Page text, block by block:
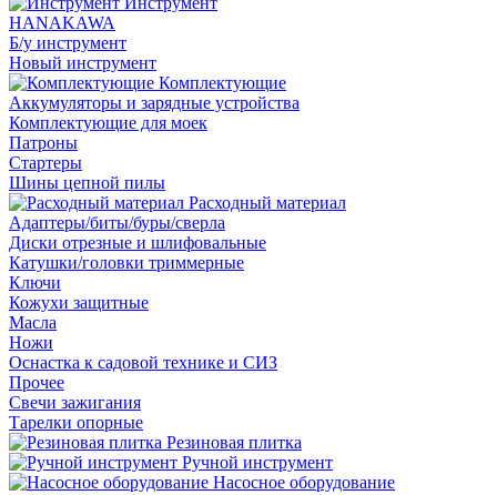
HANAKAWA
Б/у инструмент
Новый инструмент
Комплектующие
Аккумуляторы и зарядные устройства
Комплектующие для моек
Патроны
Стартеры
Шины цепной пилы
Расходный материал
Адаптеры/биты/буры/сверла
Диски отрезные и шлифовальные
Катушки/головки триммерные
Ключи
Кожухи защитные
Масла
Ножи
Оснастка к садовой технике и СИЗ
Прочее
Свечи зажигания
Тарелки опорные
Резиновая плитка
Ручной инструмент
Насосное оборудование